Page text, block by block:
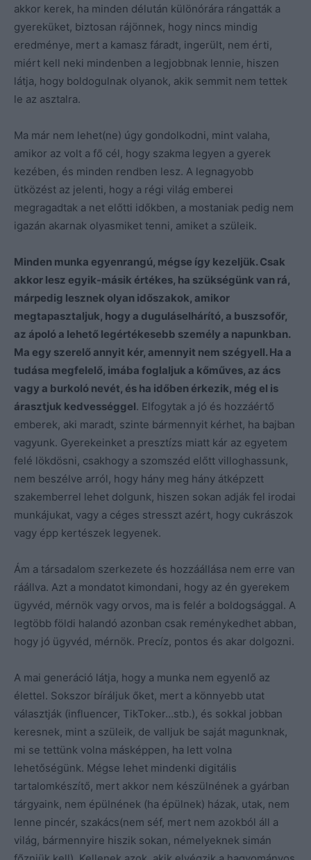
akkor kerek, ha minden délután különórára rángatták a
gyereküket, biztosan rájönnek, hogy nincs mindig
eredménye, mert a kamasz fáradt, ingerült, nem érti,
miért kell neki mindenben a legjobbnak lennie, hiszen
látja, hogy boldogulnak olyanok, akik semmit nem tettek
le az asztalra.
Ma már nem lehet(ne) úgy gondolkodni, mint valaha,
amikor az volt a fő cél, hogy szakma legyen a gyerek
kezében, és minden rendben lesz. A legnagyobb
ütközést az jelenti, hogy a régi világ emberei
megragadtak a net előtti időkben, a mostaniak pedig nem
igazán akarnak olyasmiket tenni, amiket a szüleik.
Minden munka egyenrangú, mégse így kezeljük. Csak
akkor lesz egyik-másik értékes, ha szükségünk van rá,
márpedig lesznek olyan időszakok, amikor
megtapasztaljuk, hogy a duguláselhárító, a buszsofőr,
az ápoló a lehető legértékesebb személy a napunkban.
Ma egy szerelő annyit kér, amennyit nem szégyell. Ha a
tudása megfelelő, imába foglaljuk a kőműves, az ács
vagy a burkoló nevét, és ha időben érkezik, még el is
árasztjuk kedvességgel. Elfogytak a jó és hozzáértő
emberek, aki maradt, szinte bármennyit kérhet, ha bajban
vagyunk. Gyerekeinket a presztízs miatt kár az egyetem
felé lökdösni, csakhogy a szomszéd előtt villoghassunk,
nem beszélve arról, hogy hány meg hány átképzett
szakemberrel lehet dolgunk, hiszen sokan adják fel irodai
munkájukat, vagy a céges stresszt azért, hogy cukrászok
vagy épp kertészek legyenek.
Ám a társadalom szerkezete és hozzáállása nem erre van
ráállva. Azt a mondatot kimondani, hogy az én gyerekem
ügyvéd, mérnök vagy orvos, ma is felér a boldogsággal. A
legtöbb földi halandó azonban csak reménykedhet abban,
hogy jó ügyvéd, mérnök. Precíz, pontos és akar dolgozni.
A mai generáció látja, hogy a munka nem egyenlő az
élettel. Sokszor bíráljuk őket, mert a könnyebb utat
választják (influencer, TikToker…stb.), és sokkal jobban
keresnek, mint a szüleik, de valljuk be saját magunknak,
mi se tettünk volna másképpen, ha lett volna
lehetőségünk. Mégse lehet mindenki digitális
tartalomkészítő, mert akkor nem készülnének a gyárban
tárgyaink, nem épülnének (ha épülnek) házak, utak, nem
lenne pincér, szakács(nem séf, mert nem azokból áll a
világ, bármennyire hiszik sokan, némelyeknek simán